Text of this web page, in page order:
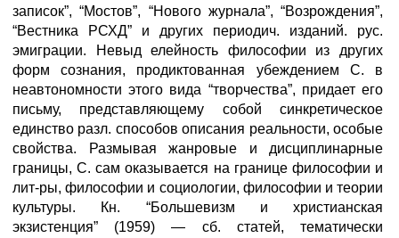
записок”, “Мостов”, “Нового журнала”, “Возрождения”,
“Вестника РСХД” и других периодич. изданий. рус.
эмиграции. Невыд елейность философии из других
форм сознания, продиктованная убеждением С. в
неавтономности этого вида “творчества”, придает его
письму, представляющему собой синкретическое
единство разл. способов описания реальности, особые
свойства. Размывая жанровые и дисциплинарные
границы, С. сам оказывается на границе философии и
лит-ры, философии и социологии, философии и теории
культуры. Кн. “Большевизм и христианская
экзистенция” (1959) — сб. статей, тематически